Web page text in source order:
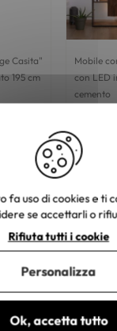
Casita"
195 cm
Mobile
con LED
cemento
fa uso di cookies e ti
se accettarli o
Ok, accetta tutto
Rifiuta tutti i cookie
Personalizza